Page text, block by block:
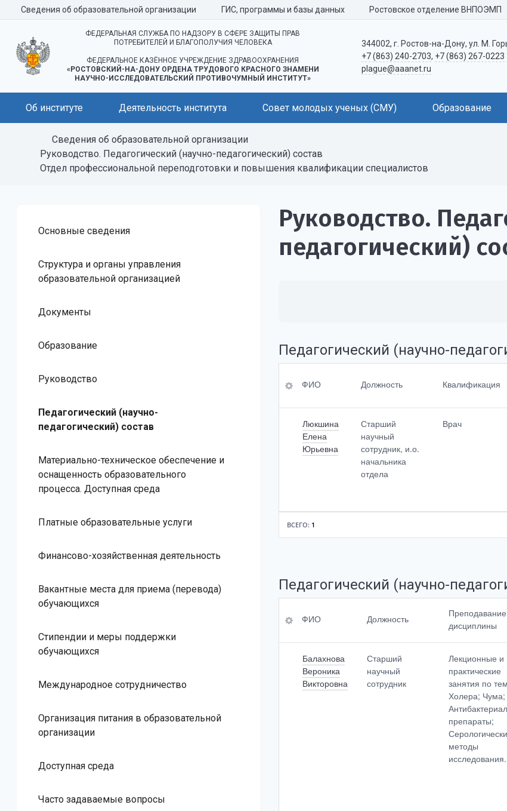
Сведения об образовательной организации ГИС, программы и базы данных Ростовское отделение ВНПОЭМП
ФЕДЕРАЛЬНАЯ СЛУЖБА ПО НАДЗОРУ В СФЕРЕ ЗАЩИТЫ ПРАВ
ПОТРЕБИТЕЛЕЙ И БЛАГОПОЛУЧИЯ ЧЕЛОВЕКА
ФЕДЕРАЛЬНОЕ КАЗЁННОЕ УЧРЕЖДЕНИЕ ЗДРАВООХРАНЕНИЯ
«РОСТОВСКИЙ-НА-ДОНУ ОРДЕНА ТРУДОВОГО КРАСНОГО ЗНАМЕНИ
НАУЧНО-ИССЛЕДОВАТЕЛЬСКИЙ ПРОТИВОЧУМНЫЙ ИНСТИТУТ»
344002, г. Ростов-на-Дону, ул. М.
+7 (863) 240-2703, +7 (863) 267-0223
plague@aaanet.ru
Об институте Деятельность института Совет молодых ученых (СМУ) Образование
Сведения об образовательной организации
Руководство. Педагогический (научно-педагогический) состав
Отдел профессиональной переподготовки и повышения квалификации специалистов
Основные сведения
Структура и органы управления
образовательной организацией
Документы
Образование
Руководство
Педагогический (научно-
педагогический) состав
Материально-техническое обеспечение и
оснащенность образовательного
процесса. Доступная среда
Платные образовательные услуги
Финансово-хозяйственная деятельность
Вакантные места для приема (перевода)
обучающихся
Стипендии и меры поддержки
обучающихся
Международное сотрудничество
Организация питания в образовательной
организации
Доступная среда
Часто задаваемые вопросы
Руководство.
педагогический)
Педагогический (научно-
Квалификация
ФИО Должность Квалификация
Люкшина
Елена
Юрьевна
Старший
научный
сотрудник, и.о.
начальника
отдела
Врач
ВСЕГО: 1
Педагогический (научно-
Преподавание<br>
дисциплины
Уровень
образования,
Ученая степень
Ученое<br>звание
ФИО Должность
Преподавание
дисциплины
Балахнова
Вероника
Викторовна
Старший
научный
сотрудник
Лекционные и
практические
занятия по
Холера; Чума;
препараты;
методы
исследования.